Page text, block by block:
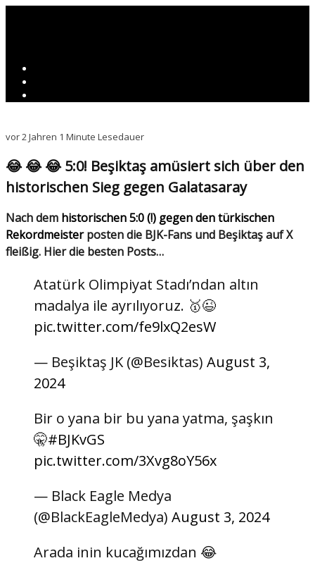
vor 2 Jahren 1 Minute Lesedauer
😂 😂 😂 5:0! Beşiktaş amüsiert sich über den
historischen Sieg gegen Galatasaray
Nach dem historischen 5:0 (!) gegen den türkischen
Rekordmeisterposten die BJK-Fans und Beşiktaş auf X
fleißig. Hier die besten Posts…
Atatürk Olimpiyat Stadı’ndan altın
madalya ile ayrılıyoruz. 🥇😉
pic.twitter.com/fe9lxQ2esW
— Beşiktaş JK (@Besiktas) August 3,
2024
Bir o yana bir bu yana yatma, şaşkın
🤫#BJKvGS
pic.twitter.com/3Xvg8oY56x
— Black Eagle Medya
(@BlackEagleMedya) August 3, 2024
Arada inin kucağımızdan 😂